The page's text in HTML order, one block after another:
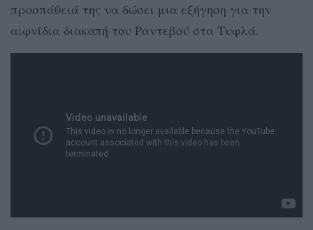
προσπάθειά της να δώσει μια εξήγηση για την
αιφνίδια διακοπή του Ραντεβού στα Τυφλά.